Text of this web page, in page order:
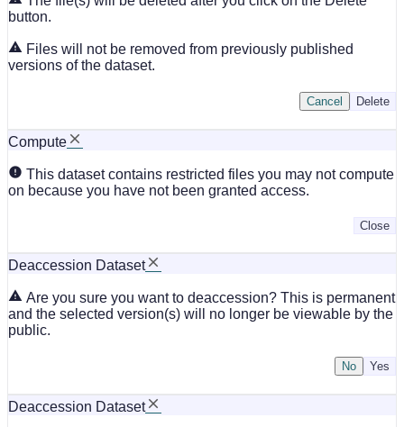
button.
Files will not be removed from previously published
versions of the dataset.
Delete
Cancel
Compute
This dataset contains restricted files you may not compute
on because you have not been granted access.
Close
Deaccession Dataset
Are you sure you want to deaccession? This is permanent
and the selected version(s) will no longer be viewable by the
public.
No
Deaccession Dataset